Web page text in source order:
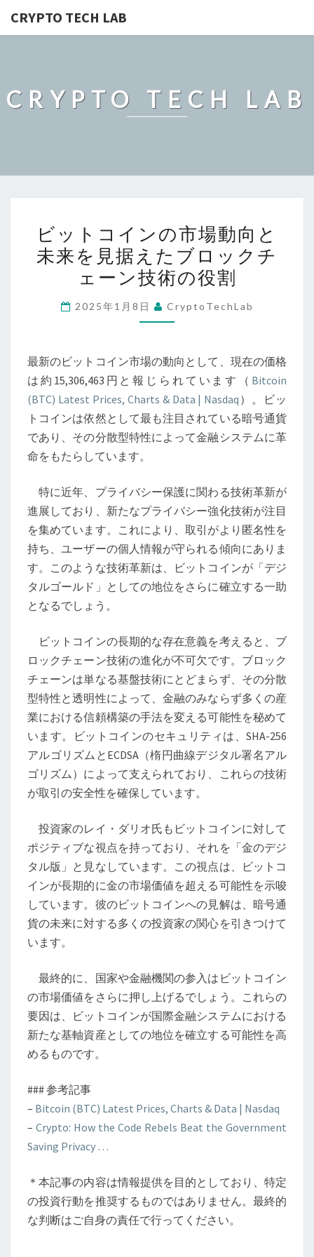
CRYPTO TECH LAB
CRYPTO TECH LAB
ッ
ト
コ
ン
場
動
向
と
未
見
据
え
た
ブ
ロ
ク
チ
ェ
ー
ン
技
術
の
役
ビットコインの市場動向と
未来を見据えたブロックチ
ェーン技術の役割
2025年1月8日 CryptoTechLab
最新のビットコイン市場の動向として、現在の価格
は約15,306,463円と報じられています（ Bitcoin
(BTC) Latest Prices, Charts & Data | Nasdaq ）。ビッ
トコインは依然として最も注目されている暗号通貨
であり、その分散型特性によって金融システムに革
命をもたらしています。
特に近年、プライバシー保護に関わる技術革新が
進展しており、新たなプライバシー強化技術が注目
を集めています。これにより、取引がより匿名性を
持ち、ユーザーの個人情報が守られる傾向にありま
す。このような技術革新は、ビットコインが「デジ
タルゴールド」としての地位をさらに確立する一助
となるでしょう。
ビットコインの長期的な存在意義を考えると、ブ
ロックチェーン技術の進化が不可欠です。ブロック
チェーンは単なる基盤技術にとどまらず、その分散
型特性と透明性によって、金融のみならず多くの産
業における信頼構築の手法を変える可能性を秘めて
います。ビットコインのセキュリティは、SHA-256
アルゴリズムとECDSA（楕円曲線デジタル署名アル
ゴリズム）によって支えられており、これらの技術
が取引の安全性を確保しています。
投資家のレイ・ダリオ氏もビットコインに対して
ポジティブな視点を持っており、それを「金のデジ
タル版」と見なしています。この視点は、ビットコ
インが長期的に金の市場価値を超える可能性を示唆
しています。彼のビットコインへの見解は、暗号通
貨の未来に対する多くの投資家の関心を引きつけて
います。
最終的に、国家や金融機関の参入はビットコイン
の市場価値をさらに押し上げるでしょう。これらの
要因は、ビットコインが国際金融システムにおける
新たな基軸資産としての地位を確立する可能性を高
めるものです。
### 参考記事
– Bitcoin (BTC) Latest Prices, Charts & Data | Nasdaq
– Crypto: How the Code Rebels Beat the Government
Saving Privacy …
＊本記事の内容は情報提供を目的としており、特定
の投資行動を推奨するものではありません。最終的
な判断はご自身の責任で行ってください。